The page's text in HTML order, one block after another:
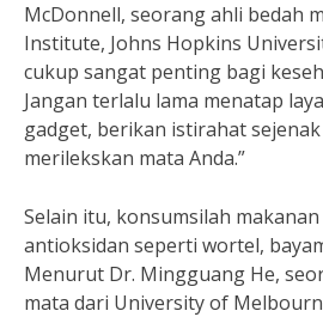
McDonnell, seorang ahli bedah
Institute, Johns Hopkins
cukup sangat penting bagi
Jangan terlalu lama menatap
gadget, berikan istirahat
merilekskan mata Anda.”
Selain itu, konsumsilah
antioksidan seperti wortel,
Menurut Dr. Mingguang He,
mata dari University of